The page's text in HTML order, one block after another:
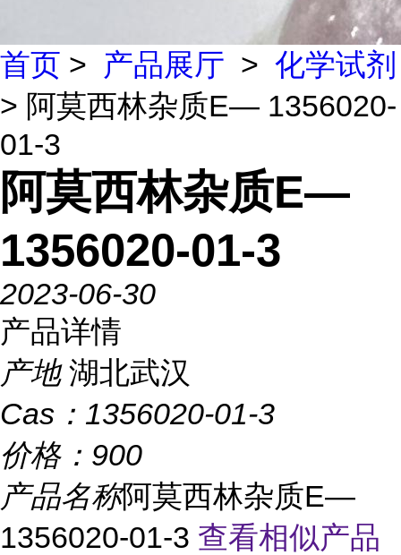
首页 > 产品展厅 > 化学试剂
> 阿莫西林杂质E— 1356020-
01-3
阿莫西林杂质E—
1356020-01-3
2023-06-30
产品详情
产地 湖北武汉
Cas： 1356020-01-3
价格： 900
产品名称阿莫西林杂质E—
1356020-01-3 查看相似产品